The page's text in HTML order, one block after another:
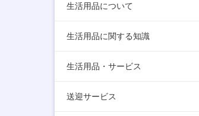
生活用品について
生活用品に関する知識
生活用品・サービス
送迎サービス